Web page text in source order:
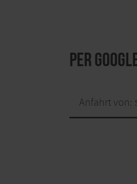
per
Anfahrt von: